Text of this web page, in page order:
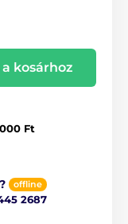
kosárhoz
Ft
offline
2687